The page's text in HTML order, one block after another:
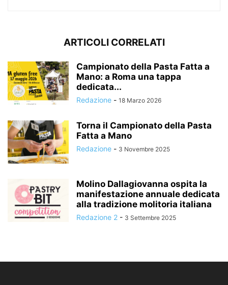
ARTICOLI CORRELATI
Campionato della Pasta Fatta a
Mano: a Roma una tappa
dedicata...
Redazione - 18 Marzo 2026
Torna il Campionato della Pasta
Fatta a Mano
Redazione - 3 Novembre 2025
Molino Dallagiovanna ospita la
manifestazione annuale dedicata
alla tradizione molitoria italiana
Redazione 2 - 3 Settembre 2025